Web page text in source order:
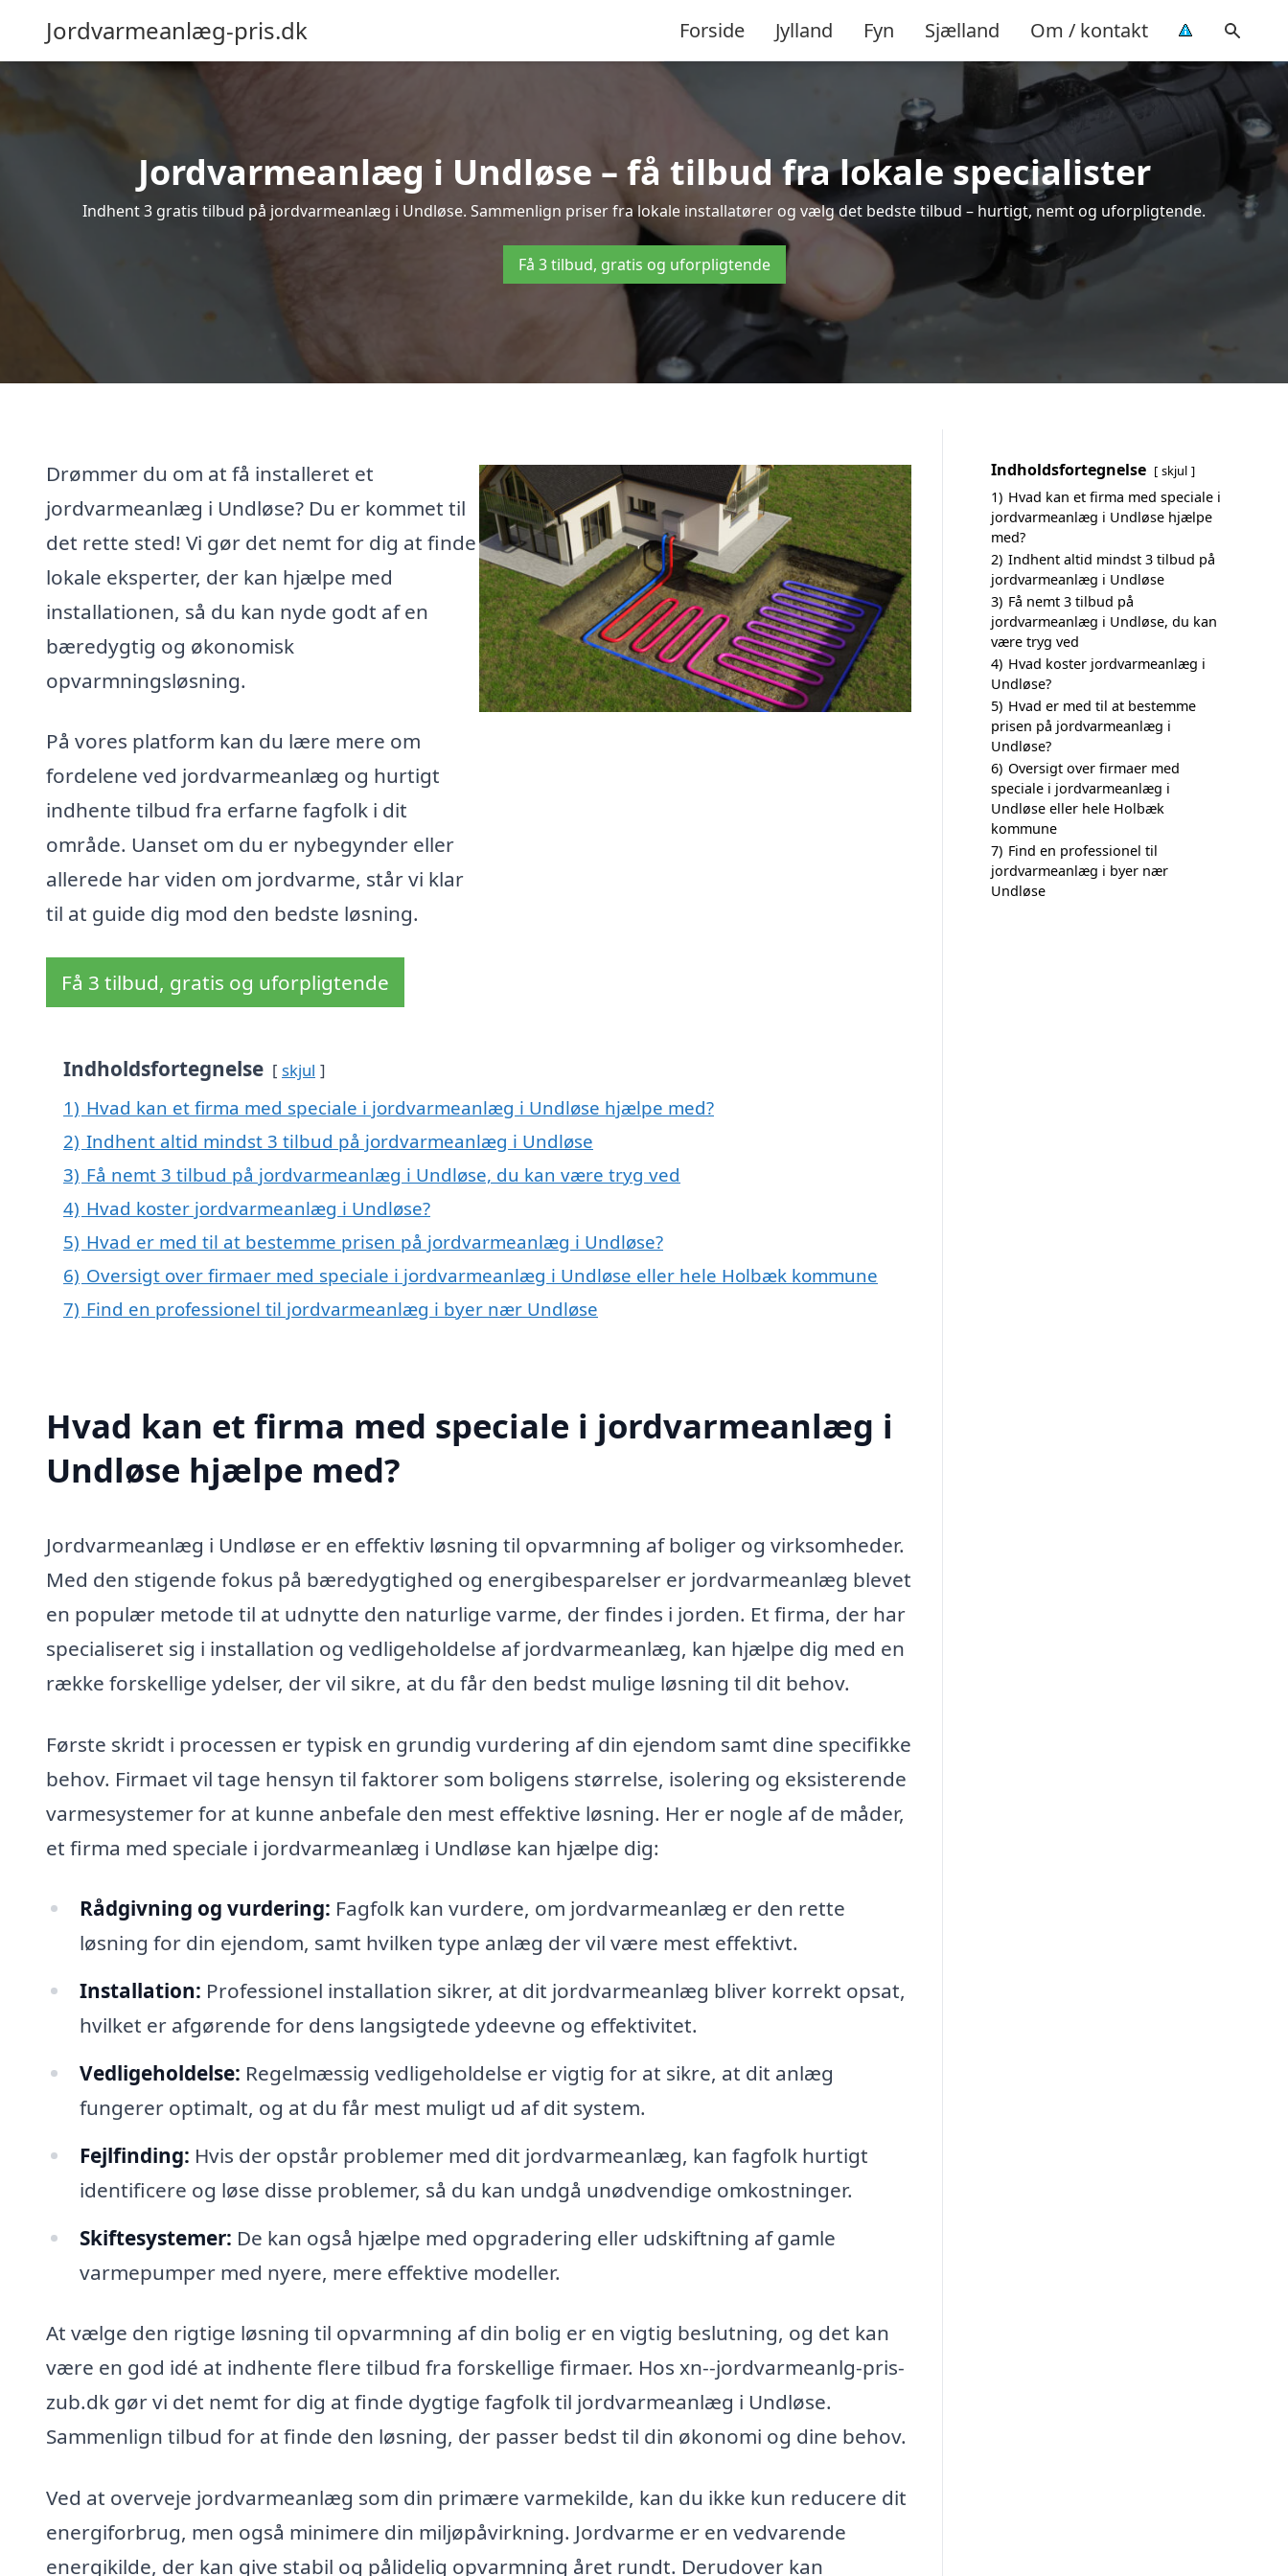
Jordvarmeanlæg-pris.dk Forside Jylland Fyn Sjælland Om / kontakt
Jordvarmeanlæg i Undløse – få tilbud fra lokale specialister
Indhent 3 gratis tilbud på jordvarmeanlæg i Undløse. Sammenlign priser fra lokale installatører og vælg det bedste tilbud – hurtigt, nemt og uforpligtende.
Få 3 tilbud, gratis og uforpligtende
Drømmer du om at få installeret et
jordvarmeanlæg i Undløse? Du er kommet til
det rette sted! Vi gør det nemt for dig at finde
lokale eksperter, der kan hjælpe med
installationen, så du kan nyde godt af en
bæredygtig og økonomisk
opvarmningsløsning.
På vores platform kan du lære mere om
fordelene ved jordvarmeanlæg og hurtigt
indhente tilbud fra erfarne fagfolk i dit
område. Uanset om du er nybegynder eller
allerede har viden om jordvarme, står vi klar
til at guide dig mod den bedste løsning.
Få 3 tilbud, gratis og uforpligtende
Indholdsfortegnelse skjul
1) Hvad kan et firma med speciale i jordvarmeanlæg i Undløse hjælpe med?
2) Indhent altid mindst 3 tilbud på jordvarmeanlæg i Undløse
3) Få nemt 3 tilbud på jordvarmeanlæg i Undløse, du kan være tryg ved
4) Hvad koster jordvarmeanlæg i Undløse?
5) Hvad er med til at bestemme prisen på jordvarmeanlæg i Undløse?
6) Oversigt over firmaer med speciale i jordvarmeanlæg i Undløse eller hele Holbæk kommune
7) Find en professionel til jordvarmeanlæg i byer nær Undløse
Hvad kan et firma med speciale i jordvarmeanlæg i
Undløse hjælpe med?
Jordvarmeanlæg i Undløse er en effektiv løsning til opvarmning af boliger og virksomheder.
Med den stigende fokus på bæredygtighed og energibesparelser er jordvarmeanlæg blevet
en populær metode til at udnytte den naturlige varme, der findes i jorden. Et firma, der har
specialiseret sig i installation og vedligeholdelse af jordvarmeanlæg, kan hjælpe dig med en
række forskellige ydelser, der vil sikre, at du får den bedst mulige løsning til dit behov.
Første skridt i processen er typisk en grundig vurdering af din ejendom samt dine specifikke
behov. Firmaet vil tage hensyn til faktorer som boligens størrelse, isolering og eksisterende
varmesystemer for at kunne anbefale den mest effektive løsning. Her er nogle af de måder,
et firma med speciale i jordvarmeanlæg i Undløse kan hjælpe dig:
Rådgivning og vurdering: Fagfolk kan vurdere, om jordvarmeanlæg er den rette
løsning for din ejendom, samt hvilken type anlæg der vil være mest effektivt.
Installation: Professionel installation sikrer, at dit jordvarmeanlæg bliver korrekt opsat,
hvilket er afgørende for dens langsigtede ydeevne og effektivitet.
Vedligeholdelse: Regelmæssig vedligeholdelse er vigtig for at sikre, at dit anlæg
fungerer optimalt, og at du får mest muligt ud af dit system.
Fejlfinding: Hvis der opstår problemer med dit jordvarmeanlæg, kan fagfolk hurtigt
identificere og løse disse problemer, så du kan undgå unødvendige omkostninger.
Skiftesystemer: De kan også hjælpe med opgradering eller udskiftning af gamle
varmepumper med nyere, mere effektive modeller.
At vælge den rigtige løsning til opvarmning af din bolig er en vigtig beslutning, og det kan
være en god idé at indhente flere tilbud fra forskellige firmaer. Hos xn--jordvarmeanlg-pris-
zub.dk gør vi det nemt for dig at finde dygtige fagfolk til jordvarmeanlæg i Undløse.
Sammenlign tilbud for at finde den løsning, der passer bedst til din økonomi og dine behov.
Ved at overveje jordvarmeanlæg som din primære varmekilde, kan du ikke kun reducere dit
energiforbrug, men også minimere din miljøpåvirkning. Jordvarme er en vedvarende
energikilde, der kan give stabil og pålidelig opvarmning året rundt. Derudover kan
Indholdsfortegnelse skjul
1) Hvad kan et firma med speciale i
jordvarmeanlæg i Undløse hjælpe
med?
2) Indhent altid mindst 3 tilbud på
jordvarmeanlæg i Undløse
3) Få nemt 3 tilbud på
jordvarmeanlæg i Undløse, du kan
være tryg ved
4) Hvad koster jordvarmeanlæg i
Undløse?
5) Hvad er med til at bestemme
prisen på jordvarmeanlæg i
Undløse?
6) Oversigt over firmaer med
speciale i jordvarmeanlæg i
Undløse eller hele Holbæk
kommune
7) Find en professionel til
jordvarmeanlæg i byer nær
Undløse